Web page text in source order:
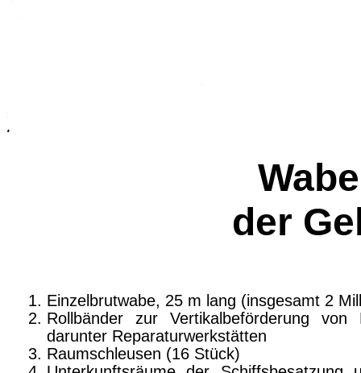
der
Einzelbrutwabe, 25 m lang (insgesamt 2
Rollbänder zur Vertikalbeförderung von
darunter Reparaturwerkstätten
Raumschleusen (16 Stück)